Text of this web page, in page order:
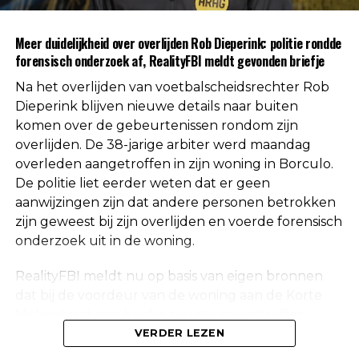
worden geen verdere mededelingen gedaan over
de doodsoorzaak.
Een vaste waarde in de Nederlandse
arbitrage
Met het overlijden van Rob Dieperink verliest het
Nederlandse voetbal een scheidsrechter die
jarenlang actief was op het hoogste niveau.
Dieperink begon al op jonge leeftijd met fluiten in
het amateurvoetbal en werkte zich stap voor stap
toegewezen, waarna uiteindelijk ook de Eredivisie
Meer duidelijkheid over overlijden Rob Dieperink: politie rondde
forensisch onderzoek af, RealityFBI meldt gevonden briefje
Na het overlijden van voetbalscheidsrechter Rob
Dieperink blijven nieuwe details naar buiten
komen over de gebeurtenissen rondom zijn
overlijden. De 38-jarige arbiter werd maandag
overleden aangetroffen in zijn woning in Borculo.
De politie liet eerder weten dat er geen
aanwijzingen zijn dat andere personen betrokken
zijn geweest bij zijn overlijden en voerde forensisch
onderzoek uit in de woning.
RealityFBI meldt nu op basis van eigen bronnen
waarop Dieperink een persoonlijke boodschap had
VERDER LEZEN